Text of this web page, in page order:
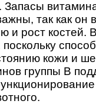
Запасы
так как он
и рост костей.
кожи и
группы B